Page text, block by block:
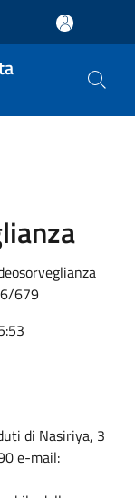
679
di Nasiriya, 3
e-mail: